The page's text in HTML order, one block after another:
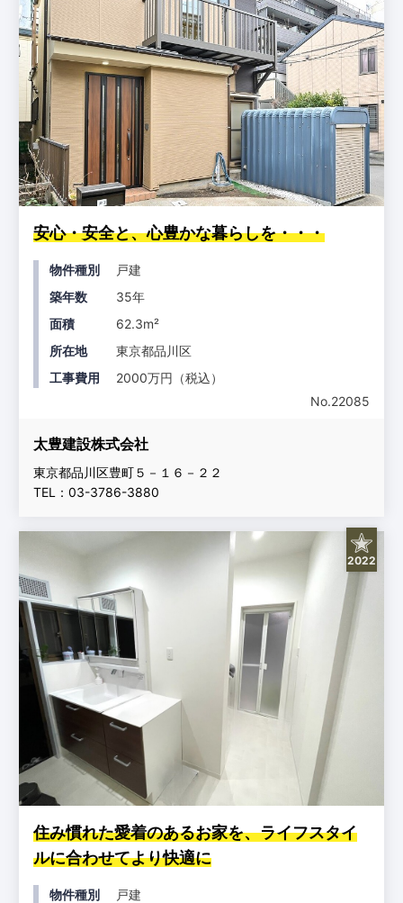
安心・安全と、心豊かな暮らしを・・・
物件種別
戸建
築年数
35年
面積
62.3m²
所在地
東京都品川区
工事費用
2000万円（税込）
No.22085
太豊建設株式会社
東京都品川区豊町５－１６－２２
TEL：03-3786-3880
2022
住み慣れた愛着のあるお家を、ライフスタイ
ルに合わせてより快適に
物件種別
戸建